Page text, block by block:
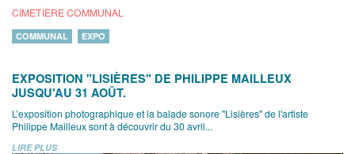
CIMETIÈRE COMMUNAL
COMMUNAL EXPO
EXPOSITION "LISIÈRES" DE PHILIPPE MAILLEUX
JUSQU'AU 31 AOÛT.
L’exposition photographique et la balade sonore "Lisières" de l'artiste
Philippe Mailleux sont à découvrir du 30 avril...
LIRE PLUS